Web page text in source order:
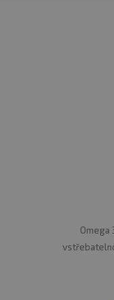
Omega